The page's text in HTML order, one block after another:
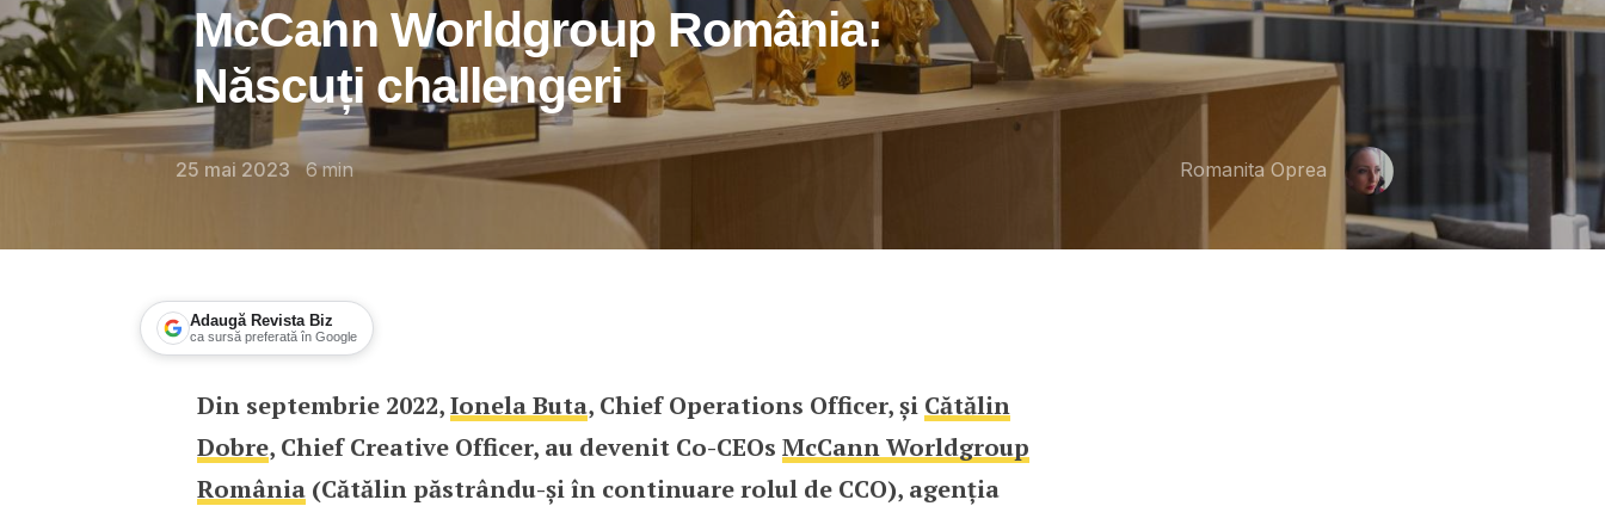
McCann Worldgroup România:
Născuți challengeri
25 mai 2023 6min Romanita Oprea
Adaugă Revista Biz
ca sursă preferată în Google
McCann Worldgroup România: Născuți challengeri
Din septembrie 2022,Ionela Buta, Chief Operations Officer, și Cătălin
Dobre, Chief Creative Officer, au devenit Co-CEOs McCann Worldgroup
România(Cătălin păstrându-și în continuare rolul de CCO), agenția